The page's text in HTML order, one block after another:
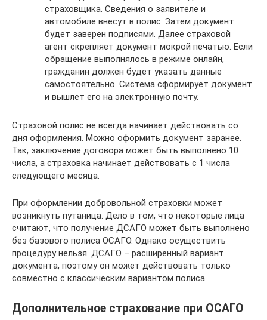
страховщика. Сведения о заявителе и
автомобиле внесут в полис. Затем документ
будет заверен подписями. Далее страховой
агент скрепляет документ мокрой печатью. Если
обращение выполнялось в режиме онлайн,
гражданин должен будет указать данные
самостоятельно. Система сформирует документ
и вышлет его на электронную почту.
Страховой полис не всегда начинает действовать со
дня оформления. Можно оформить документ заранее.
Так, заключение договора может быть выполнено 10
числа, а страховка начинает действовать с 1 числа
следующего месяца.
При оформлении добровольной страховки может
возникнуть путаница. Дело в том, что некоторые лица
считают, что получение ДСАГО может быть выполнено
без базового полиса ОСАГО. Однако осуществить
процедуру нельзя. ДСАГО – расширенный вариант
документа, поэтому он может действовать только
совместно с классическим вариантом полиса.
Дополнительное страхование при ОСАГО